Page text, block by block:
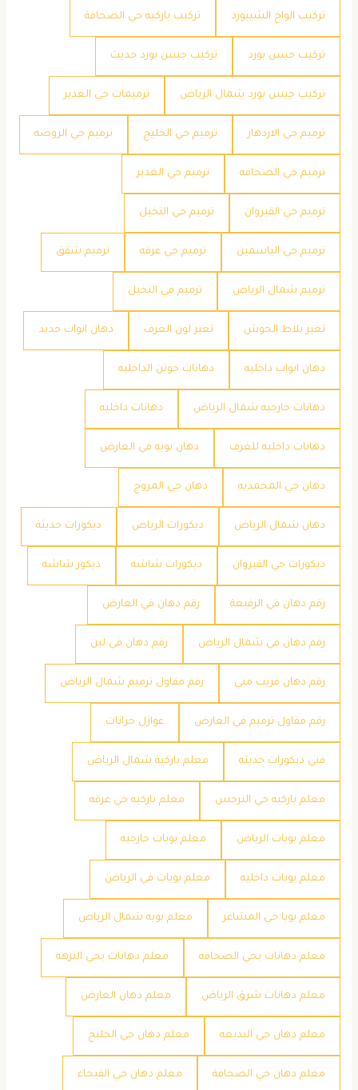
تركيب الواح الشيبورد تركيب باركيه حي الصحافة
تركيب جبس بورد تركيب جبس بورد حديث
تركيب جبس بورد شمال الرياض ترميمات حي الغدير
ترميم حي الازدهار ترميم حي الخليج ترميم حي الروضه
ترميم حي الصحافه ترميم حي الغدير
ترميم حي القيروان ترميم حي النخيل
ترميم حي الياسمين ترميم حي عرقه ترميم شقق
ترميم شمال الرياض ترميم في النخيل
تغير بلاط الحوش تغير لون الغرف دهان ابواب حديد
دهان ابواب داخليه دهانات جوتن الداخليه
دهانات خارجيه شمال الرياض دهانات داخليه
دهانات داخليه للغرف دهان بويه في العارض
دهان حي المحمديه دهان حي المروج
دهان شمال الرياض ديكورات الرياض ديكورات حديثة
ديكورات حي القيروان ديكورات شاشه ديكور شاشه
رقم دهان في الرفيعة رقم دهان في العارض
رقم دهان في شمال الرياض رقم دهان في لبن
رقم دهان قريب مني رقم مقاول ترميم شمال الرياض
رقم مقاول ترميم في العارض عوازل خزانات
فني ديكورات حديثه معلم باركية شمال الرياض
معلم باركيه حي النرجس معلم باركيه حي عرقه
معلم بويات الرياض معلم بويات خارجيه
معلم بويات داخليه معلم بويات في الرياض
معلم بويا حي المشاعر معلم بويه شمال الرياض
معلم دهانات بحي الصحافه معلم دهانات بحي النزهه
معلم دهانات شرق الرياض معلم دهان العارض
معلم دهان حي البديعه معلم دهان حي الخليج
معلم دهان حي الصحافة معلم دهان حي الفيحاء